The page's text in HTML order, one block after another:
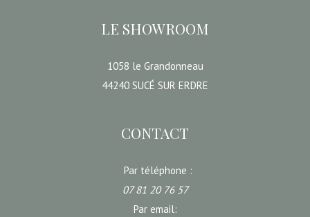
LE SHOWROOM
1058 le Grandonneau
44240 SUCÉ SUR ERDRE
CONTACT
Par téléphone :
07 81 20 76 57
Par email: